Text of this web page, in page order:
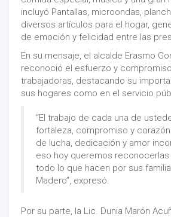
incluyó Pantallas, microondas,
diversos artículos para el hogar,
de emoción y felicidad entre las
En su mensaje, el alcalde Erasmo
reconoció el esfuerzo y
trabajadoras, destacando su
sus hogares como en el servicio
“El trabajo de cada una de
fortaleza, compromiso y
de lucha, dedicación y amor
eso hoy queremos
todo lo que hacen por sus
Madero”, expresó.
Por su parte, la Lic. Dunia Marón